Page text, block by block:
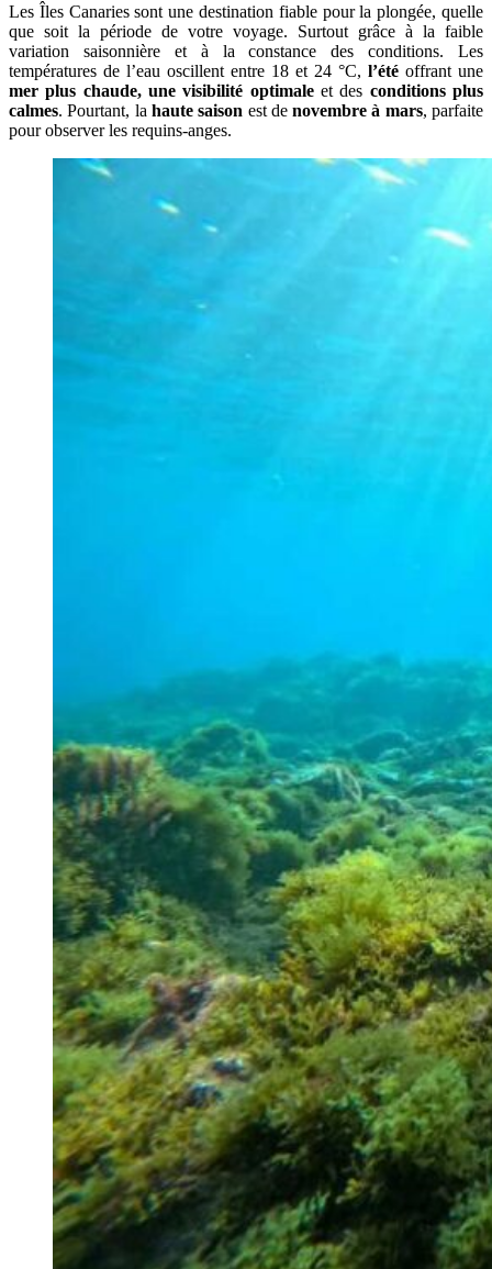
Les Îles Canaries sont une destination fiable pour la plongée, quelle
que soit la période de votre voyage. Surtout grâce à la faible
variation saisonnière et à la constance des conditions. Les
températures de l’eau oscillent entre 18 et 24 °C, l’été offrant une
mer plus chaude, une visibilité optimaleet des conditions plus
calmes. Pourtant, la haute saison est denovembre à mars, parfaite
pour observer les requins-anges.